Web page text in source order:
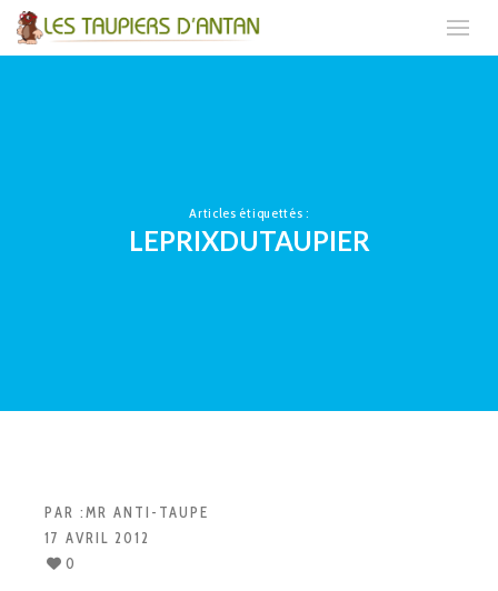
Articles étiquettés :
LEPRIXDUTAUPIER
PAR :MR ANTI-TAUPE
17 AVRIL 2012
0